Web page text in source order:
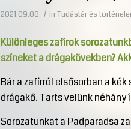
2021.09.08. / in Tudástár és
Különleges zafírok
színeket a drágakövekben?
Bár a zafírról elsősorban a
drágakő. Tarts velünk
Sorozatunkat a Padparadsa